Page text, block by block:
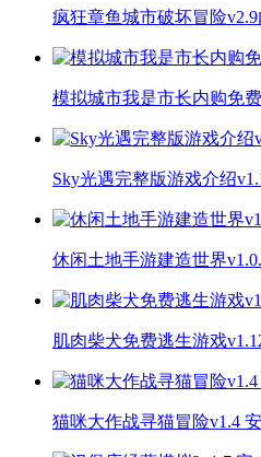
疯狂章鱼城市破坏冒险v2.9
模拟城市我是市长内购免
Sky光遇完整版游戏介绍
休闲土地手游建造世界
肌肉柴犬免费逃生游戏
猫咪大作战寻猫冒险v1.4